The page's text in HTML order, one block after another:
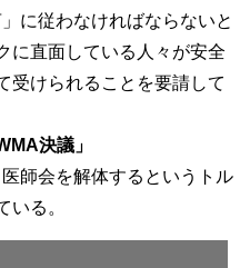
に従わなければならないと
に直面している人々が安全
受けられることを要請して
決議」
師会を解体するというトル
いる。